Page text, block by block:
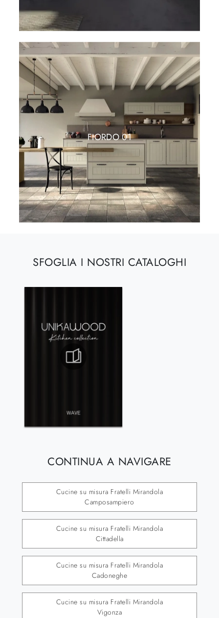
FIORDO 01
SFOGLIA I NOSTRI CATALOGHI
CONTINUA A NAVIGARE
Cucine su misura Fratelli Mirandola
Camposampiero
Cucine su misura Fratelli Mirandola
Cittadella
Cucine su misura Fratelli Mirandola
Cadoneghe
Cucine su misura Fratelli Mirandola
Vigonza